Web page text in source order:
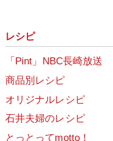
レシピ
「Pint」NBC長崎放送
商品別レシピ
オリジナルレシピ
石井夫婦のレシピ
とっとってmotto！